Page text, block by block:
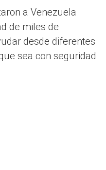
a Venezuela
de miles de
desde diferentes
sea con seguridad